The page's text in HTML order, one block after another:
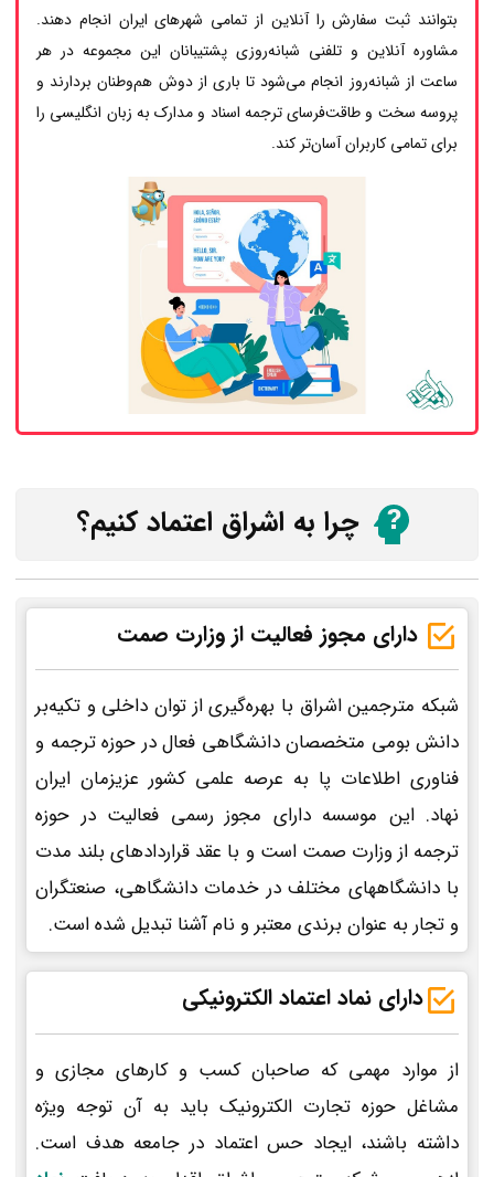
بتوانند ثبت سفارش را آنلاین از تمامی شهرهای ایران انجام دهند.
مشاوره آنلاین و تلفنی شبانه‌روزی پشتیبانان این مجموعه در هر
ساعت از شبانه‌روز انجام می‌شود تا باری از دوش هم‌وطنان بردارند و
پروسه سخت و طاقت‌فرسای ترجمه اسناد و مدارک به زبان انگلیسی را
برای تمامی کاربران آسان‌تر کند.
چرا به اشراق اعتماد کنیم؟
دارای مجوز فعالیت از وزارت صمت
شبکه مترجمین اشراق با بهره‌گیری از توان داخلی و تکیه‌بر
دانش بومی متخصصان دانشگاهی فعال در حوزه ترجمه و
فناوری اطلاعات پا به عرصه علمی کشور عزیزمان ایران
نهاد. این موسسه دارای مجوز رسمی فعالیت در حوزه
ترجمه از وزارت صمت است و با عقد قراردادهای بلند مدت
با دانشگاههای مختلف در خدمات دانشگاهی، صنعتگران
و تجار به عنوان برندی معتبر و نام آشنا تبدیل شده است.
دارای نماد اعتماد الکترونیکی
از موارد مهمی که صاحبان کسب و کارهای مجازی و
مشاغل حوزه تجارت الکترونیک باید به آن توجه ویژه
داشته باشند، ایجاد حس اعتماد در جامعه هدف است.